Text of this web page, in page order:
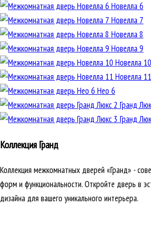
Новелла 6
Новелла 7
Новелла 8
Новелла 9
Новелла 10
Новелла 11
Нео 6
Гранд
Гранд
Коллекция Гранд
Коллекция межкомнатных дверей «Гранд» -
форм и функциональности. Откройте дверь в
дизайна для вашего уникального интерьера.